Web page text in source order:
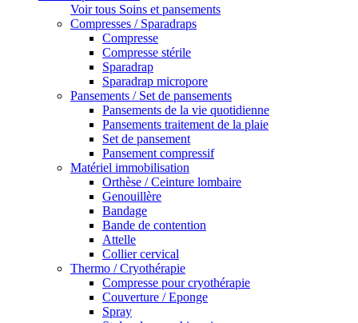
Voir tous Soins et pansements
Compresses / Sparadraps
Compresse
Compresse stérile
Sparadrap
Sparadrap micropore
Pansements / Set de pansements
Pansements de la vie quotidienne
Pansements traitement de la plaie
Set de pansement
Pansement compressif
Matériel immobilisation
Orthèse / Ceinture lombaire
Genouillère
Bandage
Bande de contention
Attelle
Collier cervical
Thermo / Cryothérapie
Compresse pour cryothérapie
Couverture / Eponge
Spray